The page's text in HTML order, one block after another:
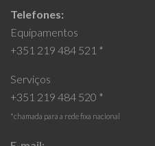
Telefones:
Equipamentos
+351 219 484 521 *
Serviços
+351 219 484 520 *
*chamada para a rede fixa nacional